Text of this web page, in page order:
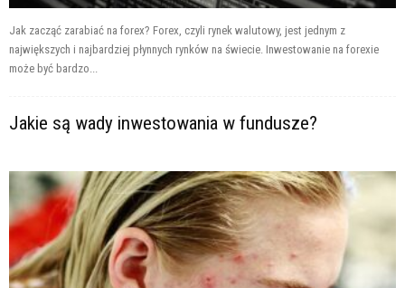
Jak zacząć zarabiać na forex? Forex, czyli rynek walutowy, jest jednym z
największych i najbardziej płynnych rynków na świecie. Inwestowanie na forexie
może być bardzo...
Jakie są wady inwestowania w fundusze?